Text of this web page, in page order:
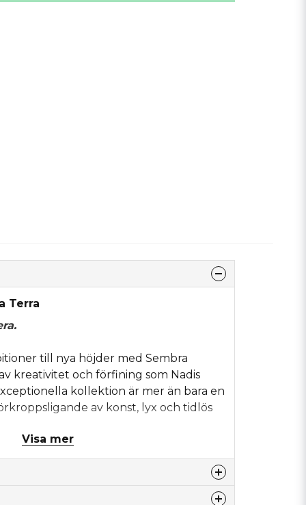
Terra
till nya höjder med Sembra
kreativitet och förfining som Nadis
kollektion är mer än bara en
av konst, lyx och tidlös
Visa mer